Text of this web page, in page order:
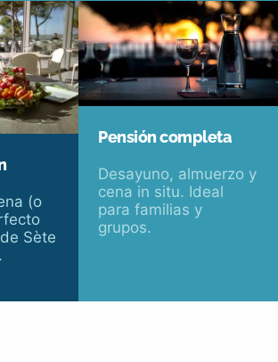
(o
Sète
Pensión completa
Desayuno, almuerzo y
cena in situ. Ideal
para familias y
grupos.